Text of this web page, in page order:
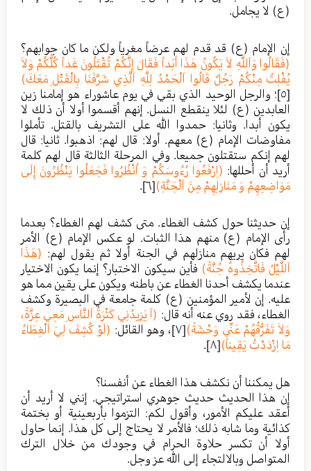
(ع) لا يجامل.
إن الإمام (ع) قد قدم لهم عرضاً مغرياً ولكن ما كان جوابهم؟
(فَقَالُوا وَاَللَّهِ لاَ يَكُونُ هَذَا أَبَداً فَقَالَ إِنَّكُمْ تُقْتَلُونَ غَداً كُلُّكُمْ وَلاَ
يُفْلِتُ مِنْكُمْ رَجُلٌ قَالُوا اَلْحَمْدُ لِلَّهِ اَلَّذِي شَرَّفَنَا بِالْقَتْلِ مَعَكَ)
[٥]
؛ والرجل الوحيد الذي بقي في يوم عاشوراء هو إمامنا زين
العابدين (ع) لئلا ينقطع النسل. إنهم أقسموا أولا أن ذلك لا
يكون أبدا. وثانيا: حمدوا الله على التشريف بالقتل. تأملوا
مفاوضات الإمام (ع) معهم. أولا: قال لهم: اذهبوا. ثانيا: قال
لهم إنكم ستقتلون جميعا. وفي المرحلة الثالثة قال لهم كلمة
أريد أن أحللها: (اِرْفَعُوا رُءُوسَكُمْ وَ اُنْظُرُوا فَجَعَلُوا يَنْظُرُونَ إِلَى
مَوَاضِعِهِمْ وَ مَنَازِلِهِمْ مِنَ اَلْجَنَّةِ)[٦] .
إن حديثنا حول كشف الغطاء. متى كشف لهم الغطاء؟ بعدما
رأى الإمام (ع) منهم هذا الثبات. لو عكس الإمام (ع) الأمر
لهم فكان يريهم منازلهم في الجنة أولا ثم يقول لهم: (هَذَا
اَللَّيْلُ فَاتَّخِذُوهُ جُنَّةً) فأين سيكون الاختبار؟ إنما يكون الاختيار
عندما يكشف أحدنا الغطاء عن باطنه ويكون على يقين مما هو
عليه. إن لأمير المؤمنين (ع) كلمة جامعة في البصيرة وكشف
الغطاء، فقد روي عنه أنه قال: (اَ يَزِيدُنِي كَثْرَةُ اَلنَّاسِ مَعِي عِزَّةً،
وَلاَ تَفَرُّقُهُمْ عَنِّي وَحْشَةً)[٧] ، وهو القائل: (لَوْ كُشِفَ لِيَ اَلْغِطَاءُ
مَا اِزْدَدْتُ يَقِيناً)[٨] .
هل يمكننا أن نكشف هذا الغطاء عن أنفسنا؟
إن هذا الحديث حديث جوهري استراتيجي. إنني لا أريد أن
أعقد عليكم الأمور، وأقول لكم: التزموا بأربعينية أو بختمة
كذائية وما شابه ذلك؛ فالأمر لا يحتاج إلى كل هذا. إنما حاول
أولا أن تكسر حلاوة الحرام في وجودك من خلال الترك
المتواصل وبالالتجاء إلى الله عز وجل.